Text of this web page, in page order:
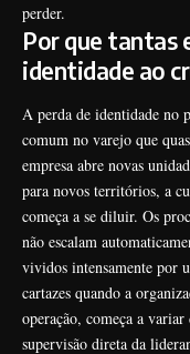
perder.
Por que tantas
identidade ao
A perda de identidade no
comum no varejo que
empresa abre novas
para novos territórios, a
começa a se diluir. Os
não escalam
vividos intensamente por
cartazes quando a
operação, começa a
supervisão direta da